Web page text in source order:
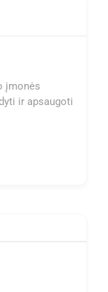
įmonės
ir apsaugoti